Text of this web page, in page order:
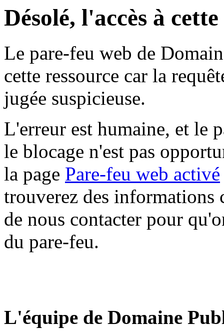
Désolé, l'accès à
Le pare-feu web de
cette ressource car la
jugée suspicieuse.
L'erreur est humaine, et le
le blocage n'est pas
la page Pare-feu web activé
trouverez des informations
de nous contacter pour
du pare-feu.
L'équipe de Domaine